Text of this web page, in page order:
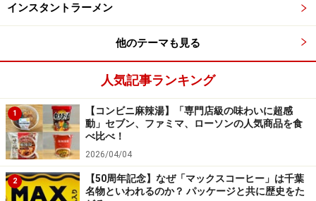
インスタントラーメン
他のテーマも見る
人気記事ランキング
1
【コンビニ麻辣湯】「専門店級の味わいに超感
動」セブン、ファミマ、ローソンの人気商品を食
べ比べ！
2026/04/04
2
【50周年記念】なぜ「マックスコーヒー」は千葉
名物といわれるのか？ パッケージと共に歴史をた